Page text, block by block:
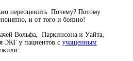
переоценить. Почему? Потому
и от того и боязно!
Вольфа, Паркинсона и Уайта,
ЭКГ у пациентов с учащенным